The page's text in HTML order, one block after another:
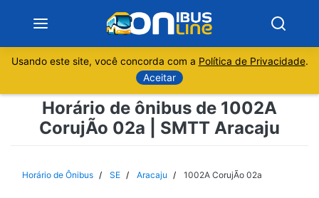
Sobre
Usando este site, você concorda com a Política de Privacidade.
Aceitar
Horário de ônibus de 1002A
CorujÃo 02a | SMTT Aracaju
Horário de Ônibus SE Aracaju 1002A CorujÃo 02a